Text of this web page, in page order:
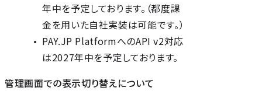
年中を予定しております。（都度課
金を用いた自社実装は可能です。）
PAY.JP PlatformへのAPI v2対応
は2027年中を予定しております。
管理画面での表示切り替えについて